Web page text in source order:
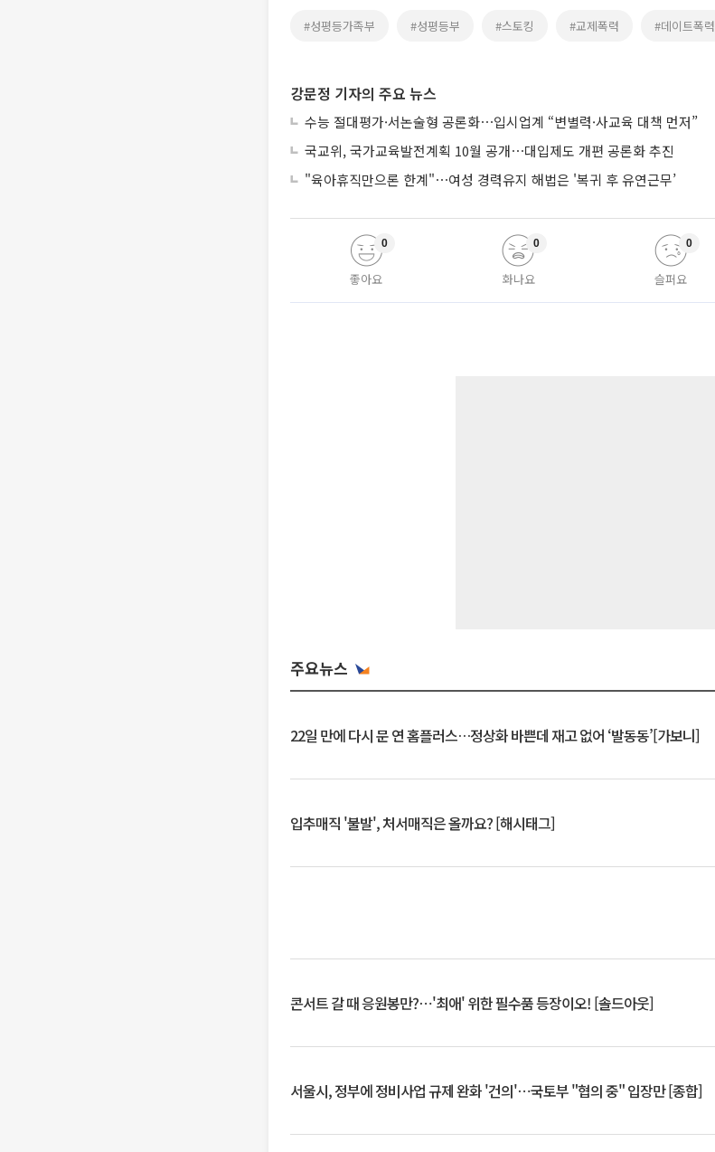
#성평등가족부 #성평등부 #스토킹 #교제폭력 #데이트폭력
강문정 기자의 주요 뉴스
수능 절대평가·서논술형 공론화⋯입시업계 “변별력·사교육 대책 먼저”
국교위, 국가교육발전계획 10월 공개⋯대입제도 개편 공론화 추진
"육아휴직만으론 한계"⋯여성 경력유지 해법은 '복귀 후 유연근무’
좋아요
0
화나요
0
슬퍼요
0
주요뉴스
22일 만에 다시 문 연 홈플러스…정상화 바쁜데 재고 없어 ‘발동동’[가보니]
입추매직 '불발', 처서매직은 올까요? [해시태그]
콘서트 갈 때 응원봉만?⋯'최애' 위한 필수품 등장이오! [솔드아웃]
서울시, 정부에 정비사업 규제 완화 '건의'⋯국토부 "협의 중" 입장만 [종합]